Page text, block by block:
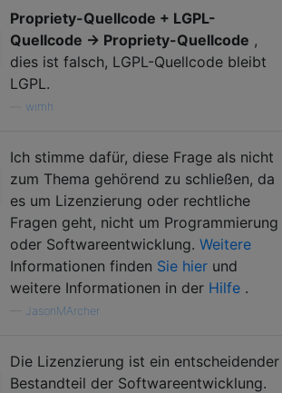
Propriety-Quellcode + LGPL-
Quellcode -> Propriety-Quellcode ,
dies ist falsch, LGPL-Quellcode bleibt
LGPL.
wimh
Ich stimme dafür, diese Frage als nicht
zum Thema gehörend zu schließen, da
es um Lizenzierung oder rechtliche
Fragen geht, nicht um Programmierung
oder Softwareentwicklung. Weitere
Informationen finden Sie hier und
weitere Informationen in der Hilfe .
JasonMArcher
Die Lizenzierung ist ein entscheidender
Bestandteil der Softwareentwicklung.